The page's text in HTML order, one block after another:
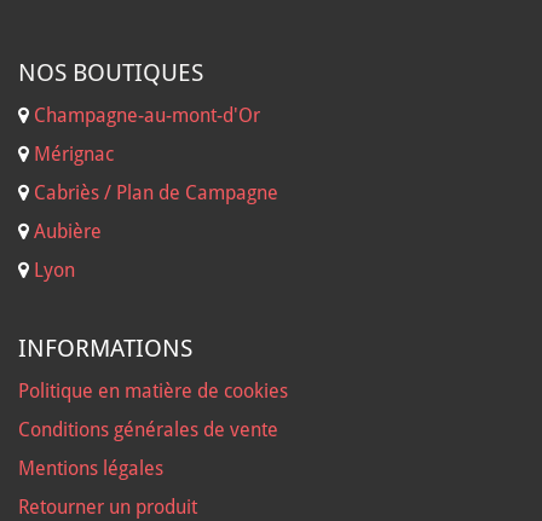
NOS BOUTIQUES
Champagne-au-mont-d'Or
Mérignac
Cabriès / Plan de Campagne
Aubière
Lyon
INFORMATIONS
Politique en matière de cookies
Conditions générales de vente
Mentions légales
Retourner un produit